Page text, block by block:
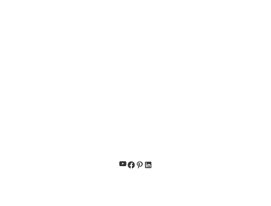
YouTube
Facebook
Pinterest
LinkedIn